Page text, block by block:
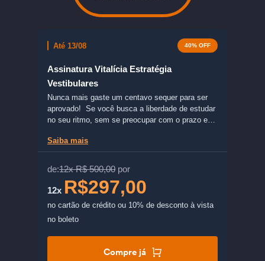
Até 13/08 40% OFF
Assinatura Vitalícia Estratégia
Vestibulares
Nunca mais gaste um centavo sequer para ser
aprovado! Se você busca a liberdade de estudar
no seu ritmo, sem se preocupar com o prazo em
Estratégia Vestibulares garante acesso definitivo
a mais de 70 cursos voltados para os principais
vestibulares do país, como ENEM, Fuvest,
Unicamp, Unesp, UFRJ, entre outros.
Saiba mais
de:12x R$ 500,00 por
12x R$297,00
no cartão de crédito ou 10% de desconto à vista
no boleto
Compre já